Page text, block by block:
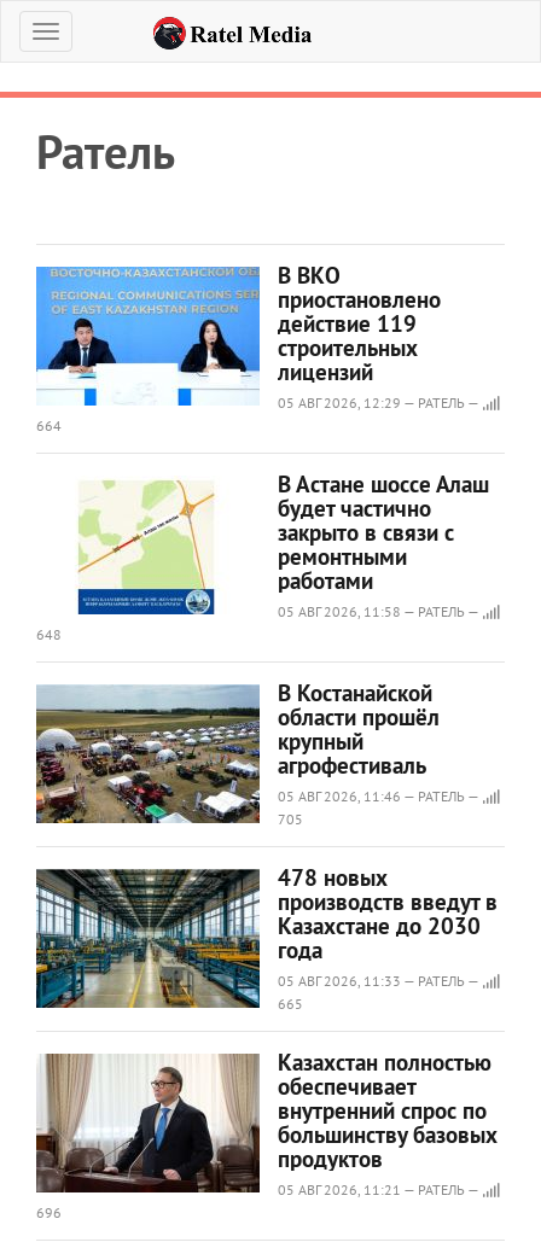
Меню
Ратель
В ВКО
приостановлено
действие 119
строительных
лицензий
05 АВГ 2026, 12:29 — РАТЕЛЬ —
664
В Астане шоссе Алаш
будет частично
закрыто в связи с
ремонтными
работами
05 АВГ 2026, 11:58 — РАТЕЛЬ —
648
В Костанайской
области прошёл
крупный
агрофестиваль
05 АВГ 2026, 11:46 — РАТЕЛЬ —
705
478 новых
производств введут в
Казахстане до 2030
года
05 АВГ 2026, 11:33 — РАТЕЛЬ —
665
Казахстан полностью
обеспечивает
внутренний спрос по
большинству базовых
продуктов
05 АВГ 2026, 11:21 — РАТЕЛЬ —
696